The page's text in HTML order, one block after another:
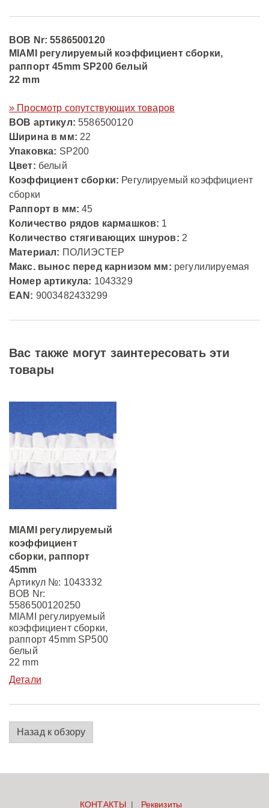
BOB Nr: 5586500120
MIAMI регулируемый коэффициент сборки,
раппорт 45mm SP200 белый
22 mm
» Просмотр сопутствующих товаров
ВОВ артикул: 5586500120
Ширина в мм: 22
Упаковка: SP200
Цвет: белый
Коэффициент сборки: Регулируемый коэффициент
сборки
Раппорт в мм: 45
Количество рядов кармашков: 1
Количество стягивающих шнуров: 2
Материал: ПОЛИЭСТЕР
Макс. вынос перед карнизом мм: регулилируемая
Номер артикула: 1043329
EAN: 9003482433299
Вас также могут заинтересовать эти
товары
MIAMI регулируемый
коэффициент
сборки, раппорт
45mm
Артикул №: 1043332
BOB Nr:
5586500120250
MIAMI регулируемый
коэффициент сборки,
раппорт 45mm SP500
белый
22 mm
Детали
Назад к обзору
КОНТАКТЫ Реквизиты